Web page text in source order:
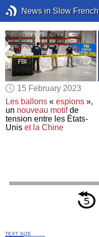
News in Slow French
15 February 2023
Les ballons «espions »,
un nouveau motifde
tension entre les États-
Uniset la Chine
TEXT SIZE